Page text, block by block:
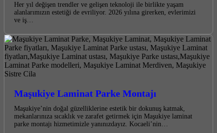
Her yıl değişen trendler ve gelişen teknoloji ile birlikte yaşam
alanlarımızın estetiği de evriliyor. 2026 yılına girerken, evlerimizi
ve iş…
Maşukiye Laminat Parke Montajı
Maşukiye’nin doğal güzelliklerine estetik bir dokunuş katmak,
mekanlarınıza sıcaklık ve zarafet getirmek için Maşukiye laminat
parke montajı hizmetimizle yanınızdayız. Kocaeli’nin…